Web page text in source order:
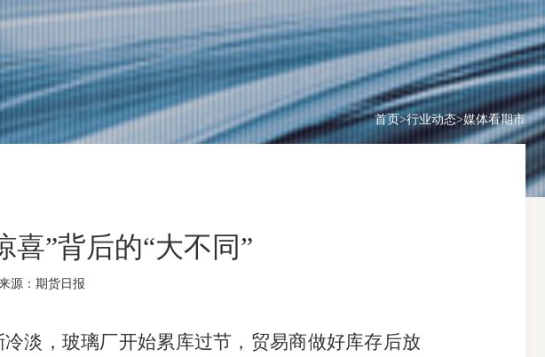
首页>行业动态>媒体看期市
”背后的“大不同”
源：期货日报
淡，玻璃厂开始累库过节，贸易商做好库存后放